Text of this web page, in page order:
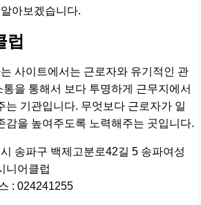
아보겠습니다.
럽
사이트에서는 근로자와 유기적인 관
을 통해서 보다 투명하게 근무지에서
는 기관입니다. 무엇보다 근로자가 일
감을 높여주도록 노력해주는 곳입니다.
송파구 백제고분로42길 5 송파여성
니어클럽
: 024241255